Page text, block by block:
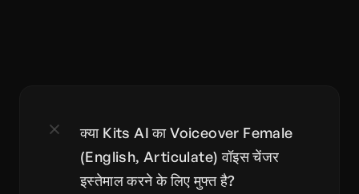
क्या Kits AI का Voiceover Female
(English, Articulate) वॉइस चेंजर
इस्तेमाल करने के लिए मुफ्त है?